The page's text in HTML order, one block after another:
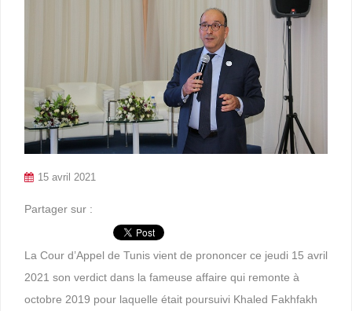
15 avril 2021
Partager sur :
La Cour d’Appel de Tunis vient de prononcer ce jeudi 15 avril
2021 son verdict dans la fameuse affaire qui remonte à
octobre 2019 pour laquelle était poursuivi Khaled Fakhfakh